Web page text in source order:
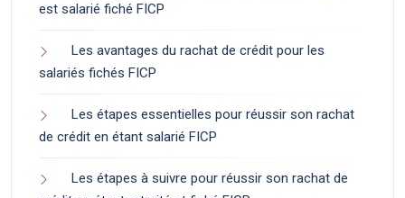
est salarié fiché FICP
Les avantages du rachat de crédit pour les
salariés fichés FICP
Les étapes essentielles pour réussir son rachat
de crédit en étant salarié FICP
Les étapes à suivre pour réussir son rachat de